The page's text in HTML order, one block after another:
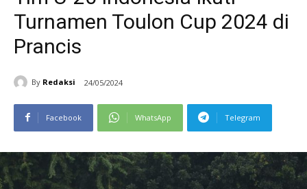
Turnamen Toulon Cup 2024 di
Prancis
By Redaksi 24/05/2024
Facebook WhatsApp Telegram